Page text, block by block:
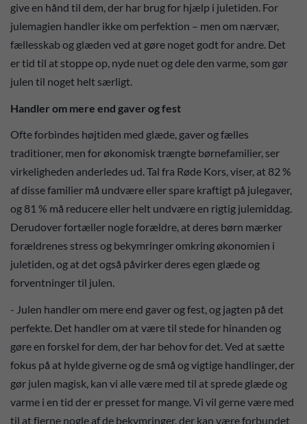
give en hånd til dem, der har brug for hjælp i juletiden. For
julemagien handler ikke om perfektion – men om nærvær,
fællesskab og glæden ved at gøre noget godt for andre. Det
er tid til at stoppe op, nyde nuet og dele den varme, som gør
julen til noget helt særligt.
Handler om mere end gaver og fest
Ofte forbindes højtiden med glæde, gaver og fælles
traditioner, men for økonomisk trængte børnefamilier, ser
virkeligheden anderledes ud. Tal fra Røde Kors, viser, at 82 %
af disse familier må undvære eller spare kraftigt på julegaver,
og 81 % må reducere eller helt undvære en rigtig julemiddag.
Derudover fortæller nogle forældre, at deres børn mærker
forældrenes stress og bekymringer omkring økonomien i
juletiden, og at det også påvirker deres egen glæde og
forventninger til julen.
- Julen handler om mere end gaver og fest, og jagten på det
perfekte. Det handler om at være til stede for hinanden og
gøre en forskel for dem, der har behov for det. Ved at sætte
fokus på at hylde giverne og de små og vigtige handlinger, der
gør julen magisk, kan vi alle være med til at sprede glæde og
varme i en tid der er presset for mange. Vi vil gerne være med
til at fjerne nogle af de bekymringer, der kan være forbundet